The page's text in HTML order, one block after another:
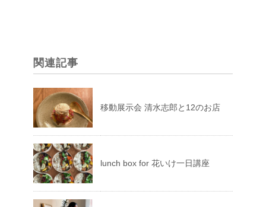
関連記事
移動展示会 清水志郎と12のお店
lunch box for 花いけ一日講座